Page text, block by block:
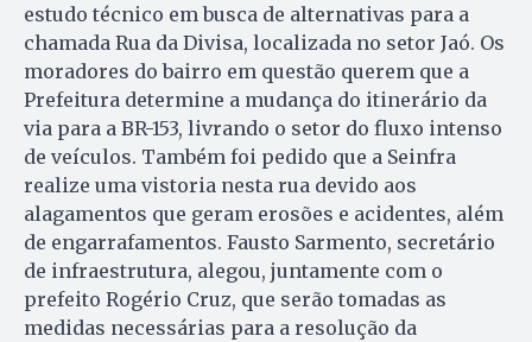
estudo técnico em busca de alternativas para a
chamada Rua da Divisa, localizada no setor Jaó. Os
moradores do bairro em questão querem que a
Prefeitura determine a mudança do itinerário da
via para a BR-153, livrando o setor do fluxo intenso
de veículos. Também foi pedido que a Seinfra
realize uma vistoria nesta rua devido aos
alagamentos que geram erosões e acidentes, além
de engarrafamentos. Fausto Sarmento, secretário
de infraestrutura, alegou, juntamente com o
prefeito Rogério Cruz, que serão tomadas as
medidas necessárias para a resolução da